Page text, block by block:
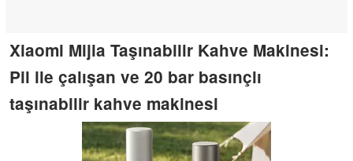
Xiaomi Mijia Taşınabilir Kahve Makinesi:
Pil ile çalışan ve 20 bar basınçlı
taşınabilir kahve makinesi